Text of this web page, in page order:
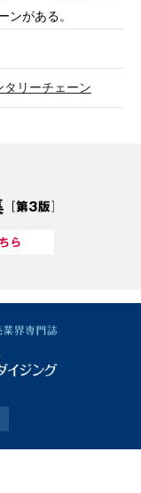
ンがある。
タリーチェーン